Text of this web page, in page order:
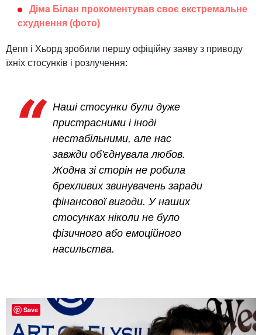
Діма Білан прокоментував своє екстремальне
схуднення (фото)
Депп і Хьорд зробили першу офіційну заяву з приводу
їхніх стосунків і розлучення:
Наші стосунки були дуже
пристрасними і іноді
нестабільними, але нас
завжди об'єднувала любов.
Жодна зі сторін не робила
брехливих звинувачень заради
фінансової вигоди. У наших
стосунках ніколи не було
фізичного або емоційного
насильства.
Save